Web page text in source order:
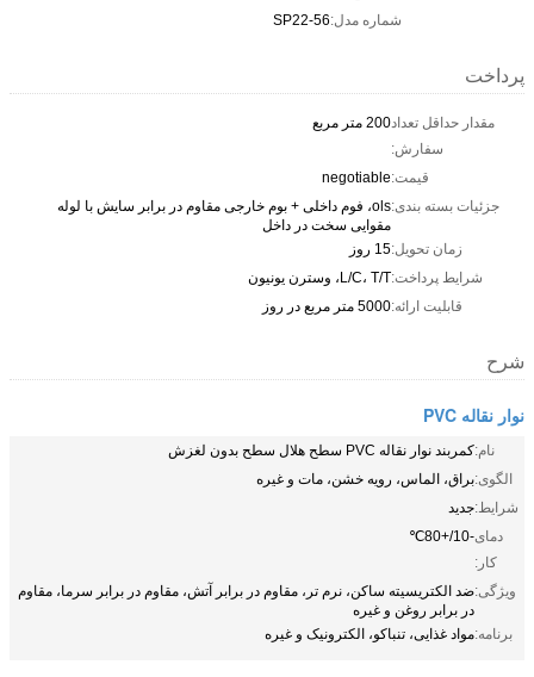
شماره مدل:SP22-56
پرداخت
مقدار حداقل تعداد
سفارش:
200 متر مربع
قیمت:negotiable
جزئیات بسته بندی:
ols، فوم داخلی + بوم خارجی مقاوم در برابر سایش با لوله
مقوایی سخت در داخل
زمان تحویل:15 روز
شرایط پرداخت:L/C، T/T، وسترن یونیون
قابلیت ارائه:5000 متر مربع در روز
شرح
نوار نقاله PVC
نام:کمربند نوار نقاله PVC سطح هلال سطح بدون لغزش
الگوی:براق، الماس، رویه خشن، مات و غیره
شرایط:جدید
دمای
کار:
-10/+80℃
ویژگی:ضد الکتریسیته ساکن، نرم تر، مقاوم در برابر آتش، مقاوم در برابر سرما، مقاوم
در برابر روغن و غیره
برنامه:مواد غذایی، تنباکو، الکترونیک و غیره